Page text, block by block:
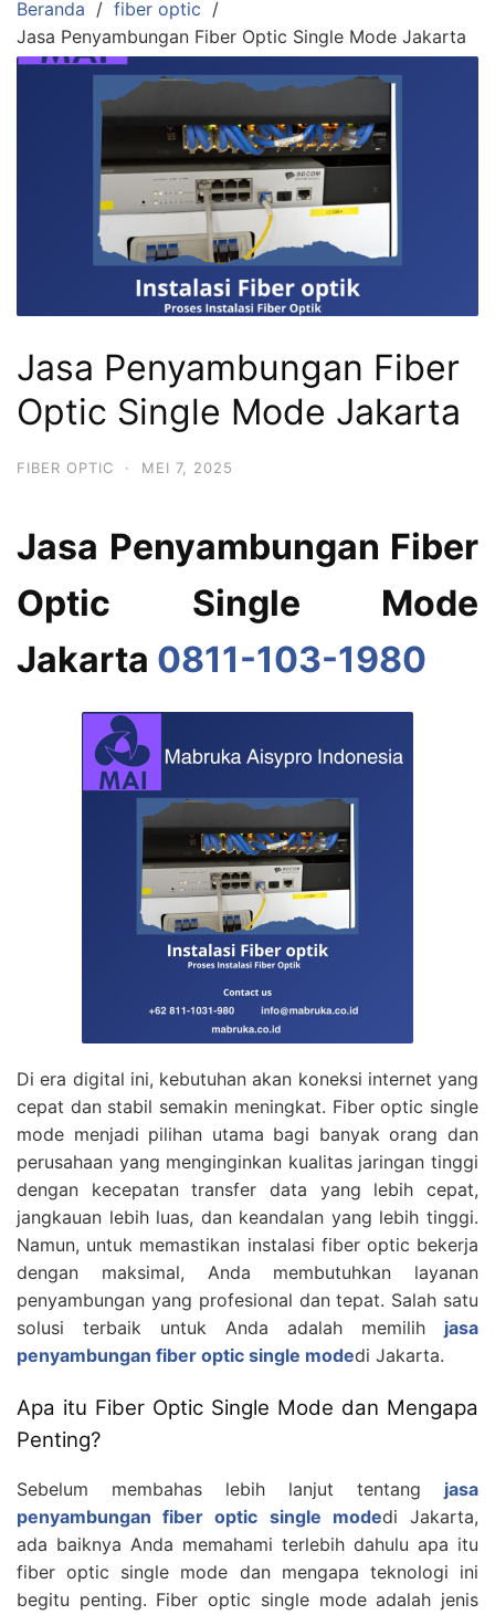
Beranda
fiber optic
Jasa Penyambungan Fiber Optic Single Mode Jakarta
Jasa Penyambungan Fiber
Optic Single Mode Jakarta
FIBER OPTIC · MEI 7, 2025
Jasa Penyambungan Fiber
Optic Single Mode
Jakarta 0811-103-1980
Di era digital ini, kebutuhan akan koneksi internet yang
cepat dan stabil semakin meningkat. Fiber optic single
mode menjadi pilihan utama bagi banyak orang dan
perusahaan yang menginginkan kualitas jaringan tinggi
dengan kecepatan transfer data yang lebih cepat,
jangkauan lebih luas, dan keandalan yang lebih tinggi.
Namun, untuk memastikan instalasi fiber optic bekerja
dengan maksimal, Anda membutuhkan layanan
penyambungan yang profesional dan tepat. Salah satu
solusi terbaik untuk Anda adalah memilih jasa
penyambungan fiber optic single modedi Jakarta.
Apa itu Fiber Optic Single Mode dan Mengapa
Penting?
Sebelum membahas lebih lanjut tentang jasa
penyambungan fiber optic single modedi Jakarta,
ada baiknya Anda memahami terlebih dahulu apa itu
fiber optic single mode dan mengapa teknologi ini
begitu penting. Fiber optic single mode adalah jenis